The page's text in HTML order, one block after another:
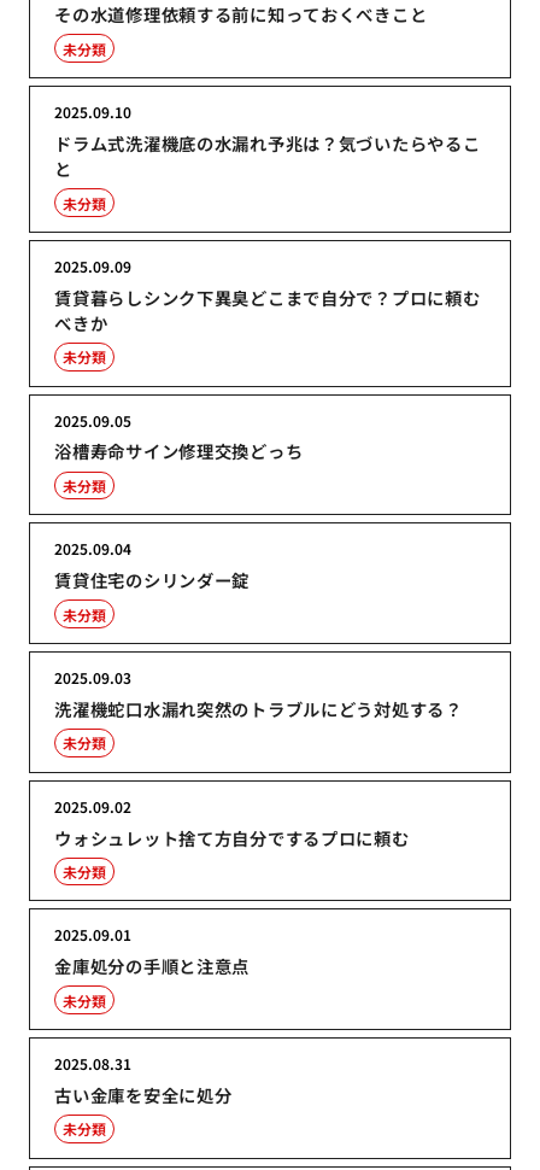
その水道修理依頼する前に知っておくべきこと
未分類
ドラム式洗濯機底の水漏れ予兆は？気づいたらやるこ
と
2025.09.10
未分類
賃貸暮らしシンク下異臭どこまで自分で？プロに頼む
べきか
2025.09.09
未分類
浴槽寿命サイン修理交換どっち
2025.09.05
未分類
賃貸住宅のシリンダー錠
2025.09.04
未分類
洗濯機蛇口水漏れ突然のトラブルにどう対処する？
2025.09.03
未分類
ウォシュレット捨て方自分でするプロに頼む
2025.09.02
未分類
金庫処分の手順と注意点
2025.09.01
未分類
古い金庫を安全に処分
2025.08.31
未分類